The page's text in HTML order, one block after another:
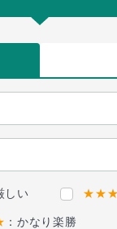
しい ★★★
：かなり楽勝